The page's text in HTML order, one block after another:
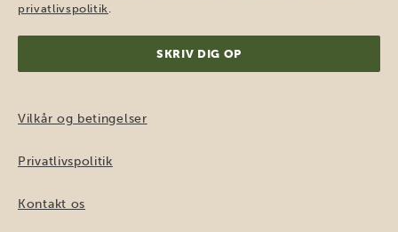
privatlivspolitik
Vilkår og betingelser
Privatlivspolitik
Kontakt os